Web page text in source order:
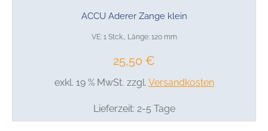
ACCU Aderer Zange klein
VE: 1 Stck., Länge: 120 mm
25,50 €
exkl. 19 % MwSt. zzgl. Versandkosten
Lieferzeit: 2-5 Tage